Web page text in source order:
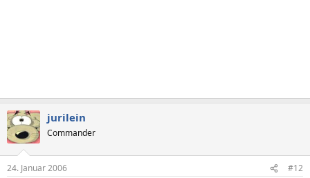
jurilein
Commander
24. Januar 2006 #12